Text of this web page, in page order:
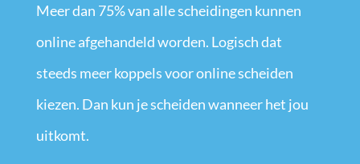
Meer dan 75% van alle scheidingen kunnen
online afgehandeld worden. Logisch dat
steeds meer koppels voor online scheiden
kiezen. Dan kun je scheiden wanneer het jou
uitkomt.